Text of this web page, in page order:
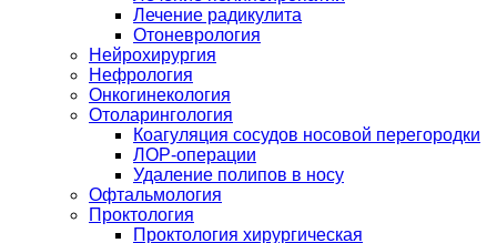
Лечение радикулита
Отоневрология
Нейрохирургия
Нефрология
Онкогинекология
Отоларингология
Коагуляция сосудов носовой перегородки
ЛОР-операции
Удаление полипов в носу
Офтальмология
Проктология
Проктология хирургическая